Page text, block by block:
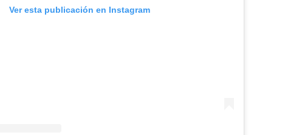
Ver esta publicación en Instagram